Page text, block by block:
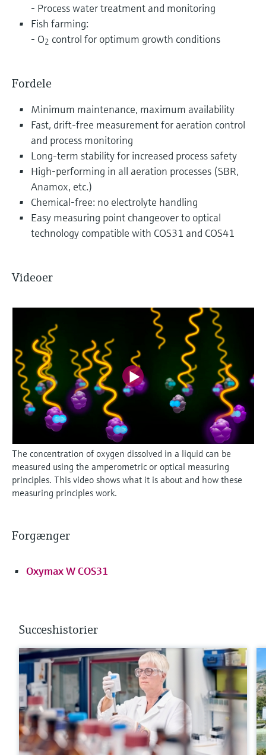
- Process water treatment and monitoring
Fish farming:
- O2 control for optimum growth conditions
Fordele
Minimum maintenance, maximum availability
Fast, drift-free measurement for aeration control
and process monitoring
Long-term stability for increased process safety
High-performing in all aeration processes (SBR,
Anamox, etc.)
Chemical-free: no electrolyte handling
Easy measuring point changeover to optical
technology compatible with COS31 and COS41
Videoer
The concentration of oxygen dissolved in a liquid can be
measured using the amperometric or optical measuring
principles. This video shows what it is about and how these
measuring principles work.
Forgænger
Oxymax W COS31
Succeshistorier